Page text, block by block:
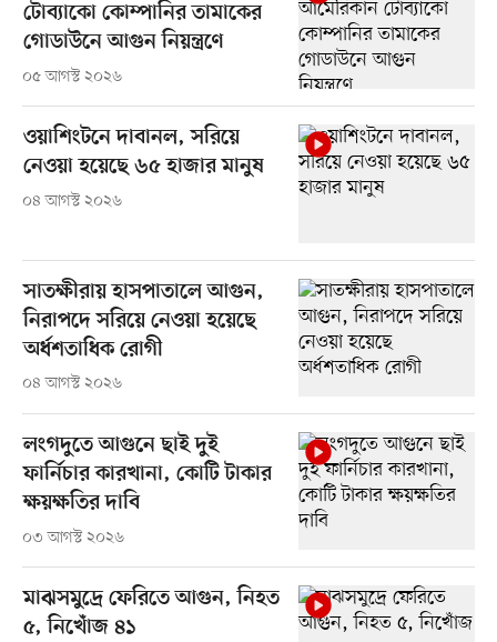
টোব্যাকো কোম্পানির তামাকের
গোডাউনে আগুন নিয়ন্ত্রণে
০৫ আগস্ট ২০২৬
ওয়াশিংটনে দাবানল, সরিয়ে
নেওয়া হয়েছে ৬৫ হাজার মানুষ
০৪ আগস্ট ২০২৬
সাতক্ষীরায় হাসপাতালে আগুন,
নিরাপদে সরিয়ে নেওয়া হয়েছে
অর্ধশতাধিক রোগী
০৪ আগস্ট ২০২৬
লংগদুতে আগুনে ছাই দুই
ফার্নিচার কারখানা, কোটি টাকার
ক্ষয়ক্ষতির দাবি
০৩ আগস্ট ২০২৬
মাঝসমুদ্রে ফেরিতে আগুন, নিহত
৫, নিখোঁজ ৪১